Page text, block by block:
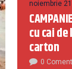
noiembrie
cu cai
carton
0